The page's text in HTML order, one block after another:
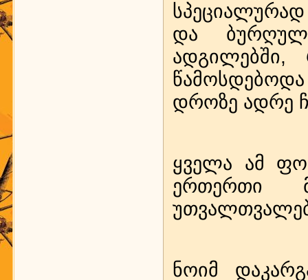
და
დროზე ადრე
ყველა ამ
ერთერთი
ნოიმ